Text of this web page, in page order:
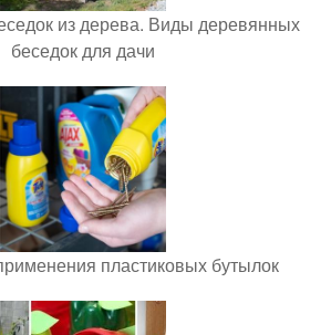
из дерева. Виды деревянных
беседок для дачи
пластиковых бутылок